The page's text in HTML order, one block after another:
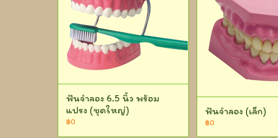
ฟันจำลอง 6.5 นิ้ว พร้อม
แปรง (ชุดใหญ่)
฿0
ฟันจำลอง (เล็ก)
฿0